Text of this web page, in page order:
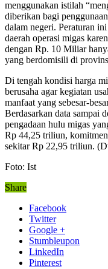
menggunakan istilah
diberikan bagi
dalam negeri. Peraturan
daerah operasi migas
dengan Rp. 10 Miliar
yang berdomisili di
Di tengah kondisi harga
berusaha agar kegiatan
manfaat yang sebesar-
Berdasarkan data sampai
pengadaan hulu migas
Rp 44,25 triliun,
sekitar Rp 22,95 triliun.
Foto: Ist
Share
Facebook
Twitter
Google +
Stumbleupon
LinkedIn
Pinterest